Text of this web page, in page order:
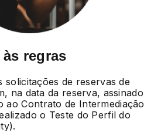
regras
solicitações de reservas de
na data da reserva, assinado
ao Contrato de Intermediação
o Teste do Perfil do